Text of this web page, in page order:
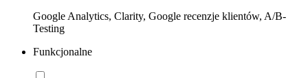
Google Analytics, Clarity, Google recenzje klientów, A/B-
Testing
Funkcjonalne